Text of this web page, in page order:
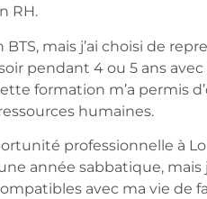
RH.
BTS, mais j’ai choisi de
pendant 4 ou 5 ans
formation m’a permis
humaines.
professionnelle à
année sabbatique,
avec ma vie de